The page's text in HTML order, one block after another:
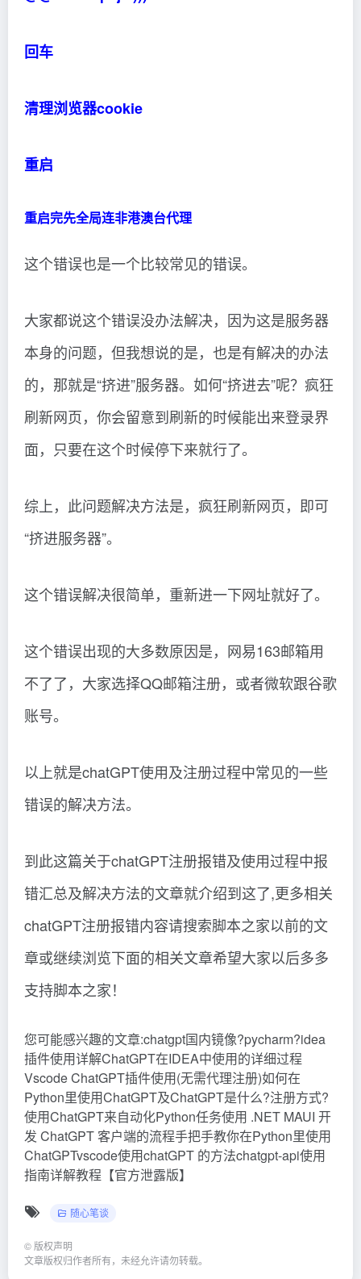
回车
清理浏览器cookie
重启
重启完先全局连非港澳台代理
这个错误也是一个比较常见的错误。
大家都说这个错误没办法解决，因为这是服务器
本身的问题，但我想说的是，也是有解决的办法
的，那就是“挤进”服务器。如何“挤进去”呢？疯狂
刷新网页，你会留意到刷新的时候能出来登录界
面，只要在这个时候停下来就行了。
综上，此问题解决方法是，疯狂刷新网页，即可
“挤进服务器”。
这个错误解决很简单，重新进一下网址就好了。
这个错误出现的大多数原因是，网易163邮箱用
不了了，大家选择QQ邮箱注册，或者微软跟谷歌
账号。
以上就是chatGPT使用及注册过程中常见的一些
错误的解决方法。
到此这篇关于chatGPT注册报错及使用过程中报
错汇总及解决方法的文章就介绍到这了,更多相关
chatGPT注册报错内容请搜索脚本之家以前的文
章或继续浏览下面的相关文章希望大家以后多多
支持脚本之家！
您可能感兴趣的文章:chatgpt国内镜像?pycharm?idea
插件使用详解ChatGPT在IDEA中使用的详细过程
Vscode ChatGPT插件使用(无需代理注册)如何在
Python里使用ChatGPT及ChatGPT是什么?注册方式?
使用ChatGPT来自动化Python任务使用 .NET MAUI 开
发 ChatGPT 客户端的流程手把手教你在Python里使用
ChatGPTvscode使用chatGPT 的方法chatgpt-api使用
指南详解教程【官方泄露版】
随心笔谈
© 版权声明
文章版权归作者所有，未经允许请勿转载。